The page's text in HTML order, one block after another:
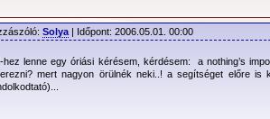
Solya | Időpont: 2006.05.01. 00:00
hez lenne egy óriási kérésem, kérdésem: a nothing’s
mert nagyon örülnék neki..! a segítséget előre is